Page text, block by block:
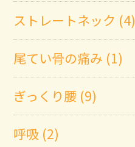
ストレートネック (4)
尾てい骨の痛み (1)
ぎっくり腰 (9)
呼吸 (2)